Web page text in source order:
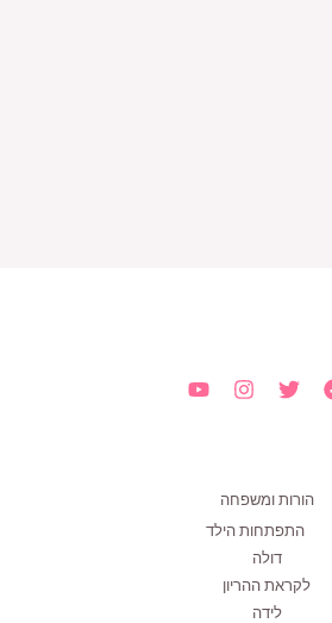
הורות ומשפחה
התפתחות הילד
דולה
לקראת ההריון
לידה